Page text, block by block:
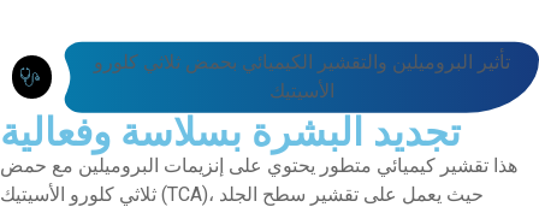
تأثير البروميلين والتقشير الكيميائي بحمض ثلاثي كلورو
الأسيتيك
تجديد البشرة بسلاسة وفعالية
هذا تقشير كيميائي متطور يحتوي على إنزيمات البروميلين مع حمض
ثلاثي كلورو الأسيتيك (TCA)، حيث يعمل على تقشير سطح الجلد